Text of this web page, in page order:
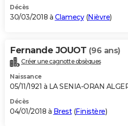
Décès
30/03/2018 à Clamecy(Nièvre)
Fernande JOUOT (96 ans)
Créer une cagnotte obsèques
Naissance
05/11/1921 à LA SENIA-ORAN
Décès
04/01/2018 à Brest(Finistère)